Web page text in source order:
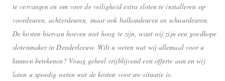
te vervangen en om voor de veiligheid extra sloten te installeren op
voordeuren, achterdeuren, maar ook balkondeuren en schuurdeuren.
De kosten hiervan hoeven niet hoog te zijn, want wij zijn een goedkope
slotenmaker in Denderleeuw. Wilt u weten wat wij allemaal voor u
kunnen betekenen? Vraag geheel vrijblijvend een offerte aan en wij
laten u spoedig weten wat de kosten voor uw situatie is.